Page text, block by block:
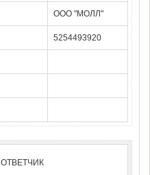
ООО "МОЛЛ"
5254493920
ОТВЕТЧИК